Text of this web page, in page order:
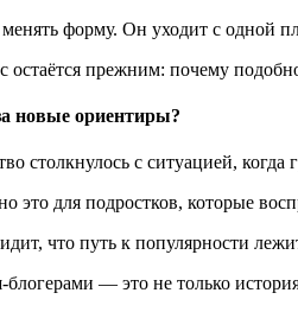
форму. Он уходит с одной
остаётся прежним: почему
новые ориентиры?
столкнулось с ситуацией,
это для подростков, которые
что путь к популярности
блогерами — это не только